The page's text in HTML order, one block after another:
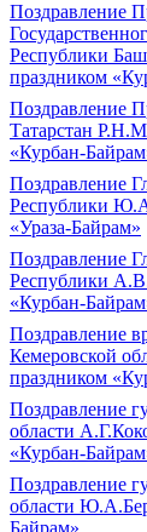
Поздравление
Республики
праздником
Поздравление
Татарстан
«Курбан-
Поздравление
Республики
«Ураза-Байрам»
Поздравление
Республики
«Курбан-
Поздравление
Кемеровской
праздником
Поздравление
области
«Курбан-
Поздравление
области
Байрам»